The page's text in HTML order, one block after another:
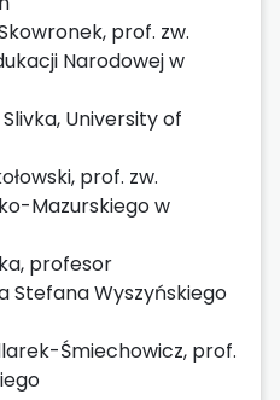
prof. zw.
Narodowej w
University of
prof. zw.
Mazurskiego w
profesor
Stefana Wyszyńskiego
Śmiechowicz, prof.